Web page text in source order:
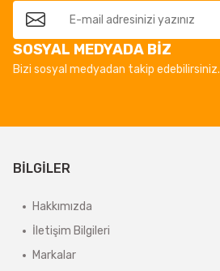
SOSYAL MEDYADA BİZ
Bizi sosyal medyadan takip edebilirsiniz.
BİLGİLER
Hakkımızda
İletişim Bilgileri
Markalar